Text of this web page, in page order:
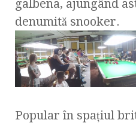
galbena, ajungând
denumită snooker.
Popular în spaţiul